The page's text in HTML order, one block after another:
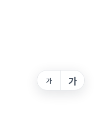
가 가